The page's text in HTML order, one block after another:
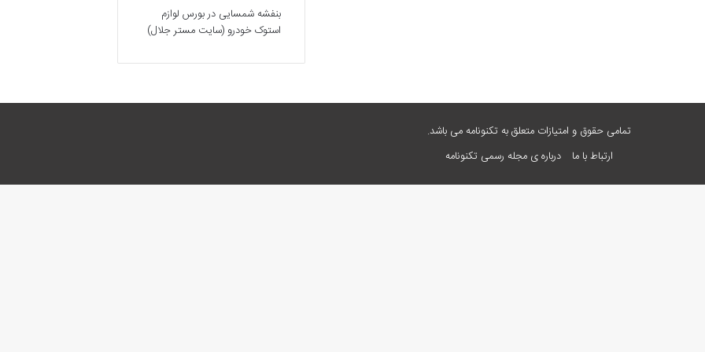
بنفشه شمسایی دربورس لوازم
استوک خودرو (سایت مستر جلال)
تمامی حقوق و امتیازات متعلق به تکنونامه می باشد.
ارتباط با ما
درباره ی مجله رسمی تکنونامه